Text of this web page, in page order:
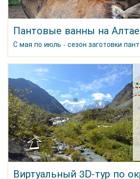
Пантовые ванны на
С мая по июль - сезон заготовки
Виртуальный 3D-тур по